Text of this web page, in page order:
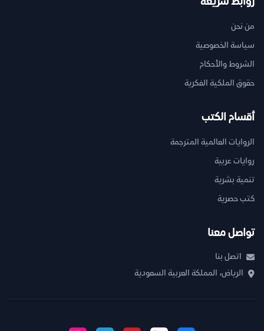
من نحن
سياسة الخصوصية
الشروط والأحكام
حقوق الملكية الفكرية
أقسام الكتب
الروايات العالمية المترجمة
روايات عربية
تنمية بشرية
كتب حصرية
تواصل معنا
اتصل بنا
الرياض، المملكة العربية السعودية